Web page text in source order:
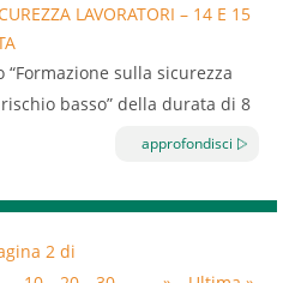
deposito,
vendita di sostanze
LAVORATORI – 14 E 15
“Formazione sulla sicurezza
basso” della durata di 8
di assolvere agli
il personale dipendente di
approfondisci
2 di